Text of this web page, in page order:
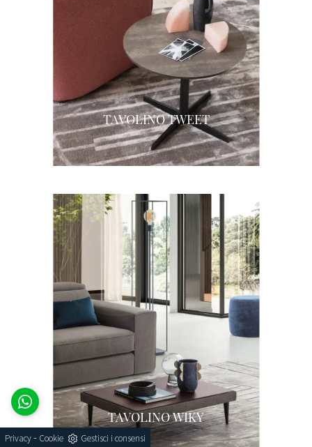
TAVOLINO TWEET
TAVOLINO WIKY
Privacy- Cookie Gestisci i consensi